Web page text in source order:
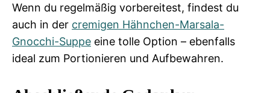
Wenn du regelmäßig vorbereitest, findest du
auch in der cremigen Hähnchen-Marsala-
Gnocchi-Suppe eine tolle Option – ebenfalls
ideal zum Portionieren und Aufbewahren.